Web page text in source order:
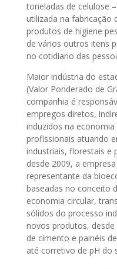
toneladas de celulose
utilizada na fabricação
produtos de higiene
de vários outros itens
no cotidiano das
Maior indústria do
(Valor Ponderado de
companhia é
empregos diretos,
induzidos na
profissionais atuando
industriais, florestais e
desde 2009, a
representante da
baseadas no conceito
economia circular,
sólidos do processo
novos produtos,
de cimento e painéis
até corretivo de pH do